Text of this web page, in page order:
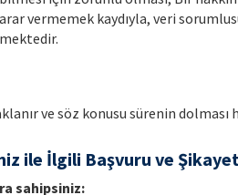
vermemek kaydıyla, veri
ve söz konusu sürenin
ile İlgili Başvuru ve Şikayet
sahipsiniz: